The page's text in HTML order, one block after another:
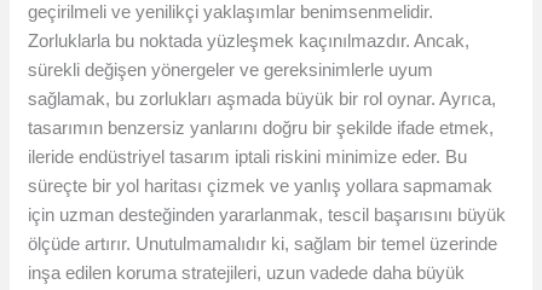
geçirilmeli ve yenilikçi yaklaşımlar benimsenmelidir.
Zorluklarla bu noktada yüzleşmek kaçınılmazdır. Ancak,
sürekli değişen yönergeler ve gereksinimlerle uyum
sağlamak, bu zorlukları aşmada büyük bir rol oynar. Ayrıca,
tasarımın benzersiz yanlarını doğru bir şekilde ifade etmek,
ileride endüstriyel tasarım iptali riskini minimize eder. Bu
süreçte bir yol haritası çizmek ve yanlış yollara sapmamak
için uzman desteğinden yararlanmak, tescil başarısını büyük
ölçüde artırır. Unutulmamalıdır ki, sağlam bir temel üzerinde
inşa edilen koruma stratejileri, uzun vadede daha büyük